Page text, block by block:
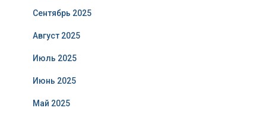
Сентябрь 2025
Август 2025
Июль 2025
Июнь 2025
Май 2025